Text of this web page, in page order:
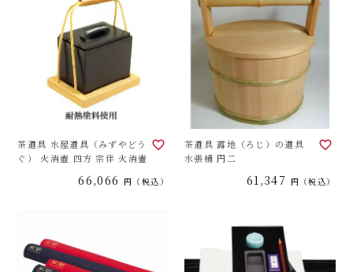
茶道具 水屋道具（みずやどう
ぐ） 火消壺 四方 宗伴 火消壷
66,066 税込
茶道具 露地（ろじ）の道具
水張桶 円二
61,347 税込